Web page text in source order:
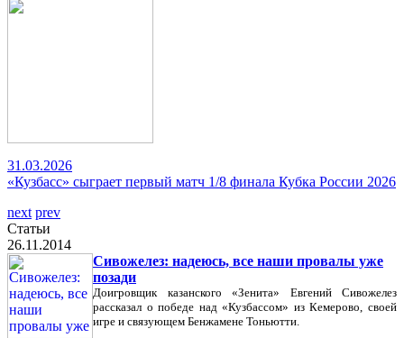
31.03.2026
«Кузбасс» сыграет первый матч 1/8 финала Кубка России 2026
next prev
Статьи
26.11.2014
Сивожелез: надеюсь, все наши провалы уже
позади
Доигровщик казанского «Зенита» Евгений Сивожелез
рассказал о победе над «Кузбассом» из Кемерово, своей
игре и связующем Бенжамене Тоньютти.